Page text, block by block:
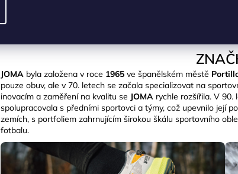
JOMA byla založena v roce 1965 ve španělském městě
pouze obuv, ale v 70. letech se začala specializovat na
inovacím a zaměření na kvalitu se JOMA rychle rozšířila. V 90.
spolupracovala s předními sportovci a týmy, což upevnilo její
zemích, s portfoliem zahrnujícím širokou škálu sportovního
fotbalu.